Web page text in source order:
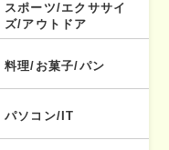
スポーツ/エクササイ
ズ/アウトドア
料理/お菓子/パン
パソコン/IT